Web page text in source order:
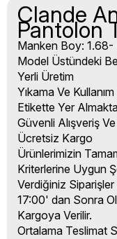
Clande
Pantolon
Manken Boy: 1.68-
Model Üstündeki
Yerli Üretim
Yıkama Ve
Etikette Yer
Güvenli Alışveriş
Ücretsiz Kargo
Ürünlerimizin
Kriterlerine Uygun
Verdiğiniz
17:00' dan Sonra
Kargoya Verilir.
Ortalama Teslimat